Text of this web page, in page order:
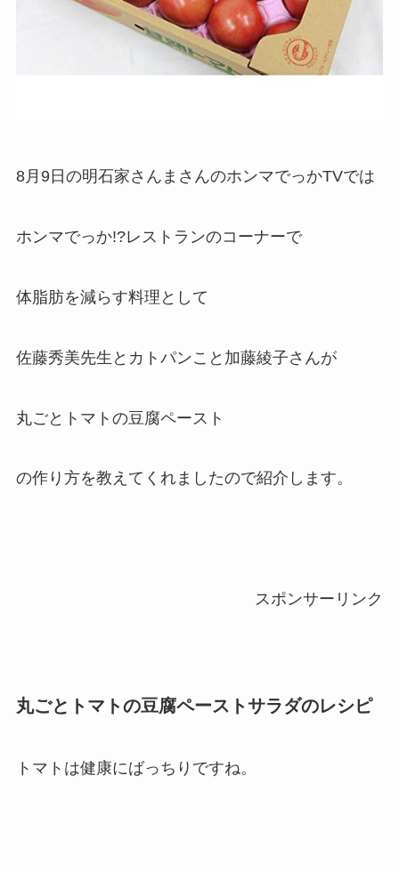
8月9日の明石家さんまさんのホンマでっかTVでは
ホンマでっか!?レストランのコーナーで
体脂肪を減らす料理として
佐藤秀美先生とカトパンこと加藤綾子さんが
丸ごとトマトの豆腐ペースト
の作り方を教えてくれましたので紹介します。
スポンサーリンク
丸ごとトマトの豆腐ペーストサラダのレシピ
トマトは健康にばっちりですね。